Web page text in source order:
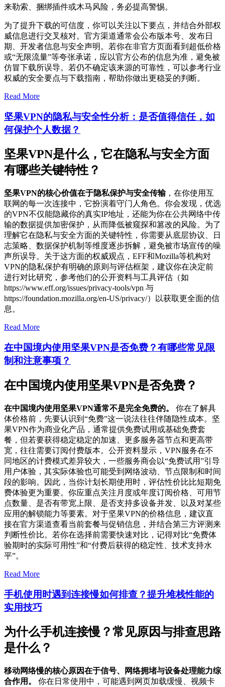
来勒索、捆绑插件或木马风险，务必提高警惕。
为了提升下载的可信度，你可以关注以下要点，并结合外部权
威信息进行交叉核对。官方渠道通常会公布版本号、发布日
期、开发者信息与安全声明。若你在非官方页面看到超低价格
或“无限流量”等夸张承诺，应以官方公布的信息为准，避免被
仿冒下载所误导。若仍不确定该来源的可靠性，可以参考行业
权威的安全要点与下载指南，帮助你做出更稳妥的判断。
Read More
坚果VPN的隐私与安全性分析：是否值得信任，如
何保护个人数据？
坚果VPN是什么，它在隐私与安全方面
有哪些关键特性？
坚果VPN的核心价值在于隐私保护与安全传输，在你使用互
联网的每一次连接中，它扮演着守门人角色。你会发现，优选
的VPN不仅能隐藏你的真实IP地址，还能为你在公共网络中传
输的数据提供加密保护，从而降低被窥探和篡改的风险。为了
理解它在隐私与安全方面的关键特性，你需要从底层协议、日
志策略、数据保护机制等维度逐步拆解，避免被市场宣传的噪
声所误导。关于这方面的权威观点，EFF和Mozilla等机构对
VPN的隐私保护有明确的原则与评估框架，建议你在决定前
进行对比研究，参考他们的公开资料与工具评估（如
https://www.eff.org/issues/privacy-tools/vpn 与
https://foundation.mozilla.org/en-US/privacy/）以获取更全面的信
息。
Read More
在中国境内使用坚果VPN是否免费？有哪些常见限
制和注意事项？
在中国境内使用坚果VPN是否免费？
在中国境内使用坚果VPN通常不是完全免费的。
你在了解具
体价格前，先要认识到“免费”这一说法往往伴随隐性成本。坚
果VPN作为商业化产品，通常提供免费试用或基础免费套
餐，但若要获得稳定稳定的加速、更多服务器节点和更高带
宽，往往需要订阅付费版本。公开资料显示，VPN服务在不
同地区的计费模式差异较大，一些服务商会以“免费试用”引导
用户体验，其实际体验也可能受到网络波动、节点限制和时间
段的影响。因此，当你计划长期使用时，评估性价比比短期免
费体验更为重要。你应重点关注月度或年度订阅价格、可用节
点数量、是否有带宽上限、是否支持多设备并发、以及对某些
应用的解锁能力等要素。对于坚果VPN的价格信息，建议直
接在官方渠道查看当前套餐与促销信息，并结合第三方评测来
判断性价比。若你在选择前需要快速对比，记得对比“免费体
验期时的实际可用性”和“付费后获得的稳定性、技术支持水
平”。
Read More
手机使用时遇到连接慢如何排查？提升堆栈性能的
实用技巧
为什么手机连接慢？常见原因与排查思路
是什么？
移动网络慢的核心原因在于信号、网络拥堵与设备处理能力综
合作用。
你在日常使用中，可能遇到网页加载缓慢、视频卡